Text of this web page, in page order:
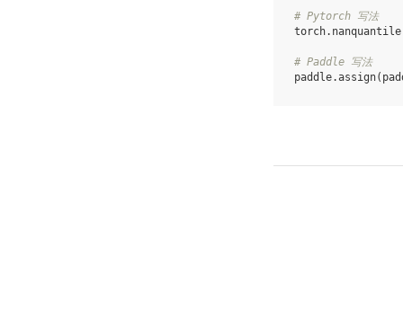
# Pytorch 写法
torch. nanquantile
# Paddle 写法
paddle.assign(